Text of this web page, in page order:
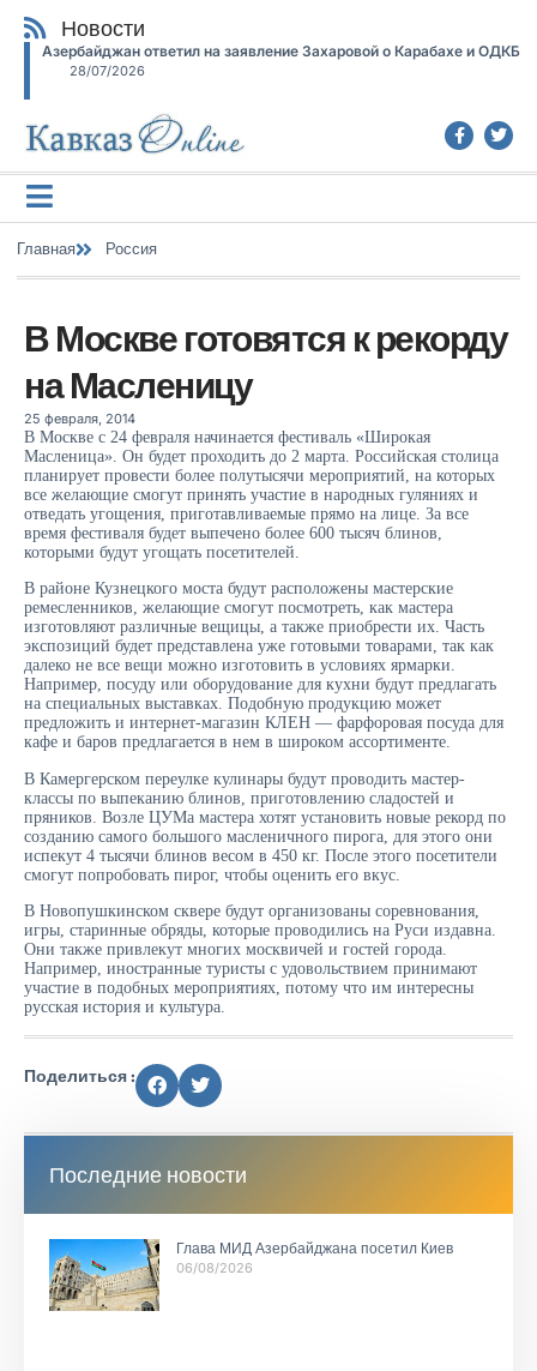
Новости
Азербайджан ответил на заявление Захаровой о Карабахе и ОДКБ
28/07/2026
Главная Россия
В Москве готовятся к рекорду
на Масленицу
25 февраля, 2014
В Москве с 24 февраля начинается фестиваль «Широкая
Масленица». Он будет проходить до 2 марта. Российская столица
планирует провести более полутысячи мероприятий, на которых
все желающие смогут принять участие в народных гуляниях и
отведать угощения, приготавливаемые прямо на лице. За все
время фестиваля будет выпечено более 600 тысяч блинов,
которыми будут угощать посетителей.
В районе Кузнецкого моста будут расположены мастерские
ремесленников, желающие смогут посмотреть, как мастера
изготовляют различные вещицы, а также приобрести их. Часть
экспозиций будет представлена уже готовыми товарами, так как
далеко не все вещи можно изготовить в условиях ярмарки.
Например, посуду или оборудование для кухни будут предлагать
на специальных выставках. Подобную продукцию может
предложить и интернет-магазин КЛЕН — фарфоровая посуда для
кафе и баров предлагается в нем в широком ассортименте.
В Камергерском переулке кулинары будут проводить мастер-
классы по выпеканию блинов, приготовлению сладостей и
пряников. Возле ЦУМа мастера хотят установить новые рекорд по
созданию самого большого масленичного пирога, для этого они
испекут 4 тысячи блинов весом в 450 кг. После этого посетители
смогут попробовать пирог, чтобы оценить его вкус.
В Новопушкинском сквере будут организованы соревнования,
игры, старинные обряды, которые проводились на Руси издавна.
Они также привлекут многих москвичей и гостей города.
Например, иностранные туристы с удовольствием принимают
участие в подобных мероприятиях, потому что им интересны
русская история и культура.
Поделиться :
Последние новости
Глава МИД Азербайджана посетил Киев
06/08/2026